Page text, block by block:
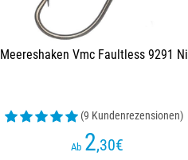
Meereshaken Vmc Faultless 9291 Ni
(9 Kundenrezensionen)
Ab 2,30€